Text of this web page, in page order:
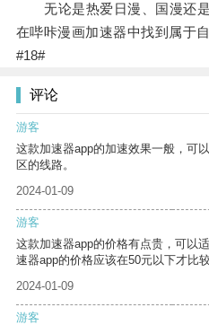
无论是热爱日漫、国漫还是
在哔咔漫画加速器中找到属于
#18#
评论
游客
这款加速器app的加速效果一般，可
区的线路。
2024-01-09
游客
这款加速器app的价格有点贵，可以
速器app的价格应该在50元以下才比较
2024-01-09
游客